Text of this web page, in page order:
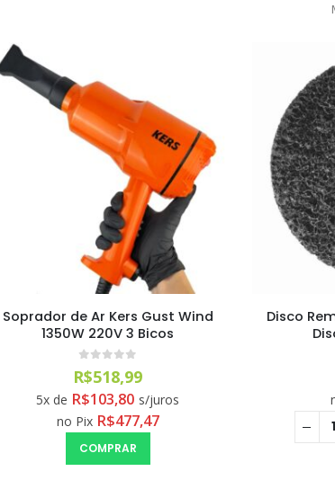
Soprador de Ar Kers Gust Wind
1350W 220V 3 Bicos
0out of 5
R$518,99
5x de R$103,80 s/juros
no Pix R$477,47
COMPRAR
Disco